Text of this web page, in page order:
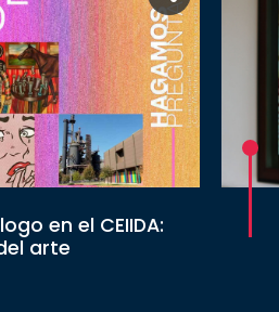
en el CEIIDA:
arte